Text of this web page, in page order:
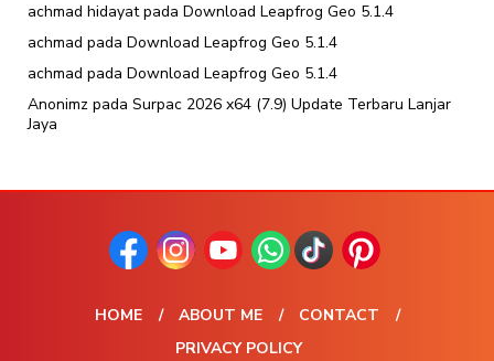
achmad hidayatpada Download Leapfrog Geo 5.1.4
achmad pada Download Leapfrog Geo 5.1.4
achmad pada Download Leapfrog Geo 5.1.4
Anonimz pada Surpac 2026 x64 (7.9) Update Terbaru Lanjar
Jaya
HOME ABOUT ME
CONTACT
PRIVACY POLICY